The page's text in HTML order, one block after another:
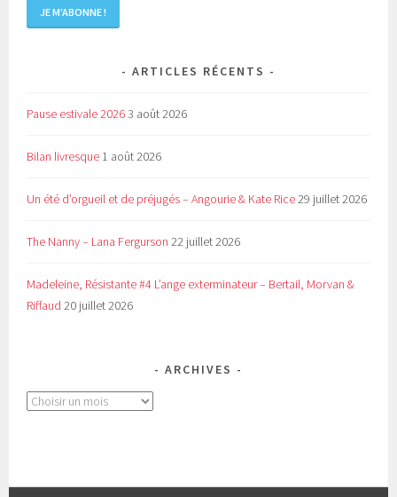
ARTICLES RÉCENTS
Pause estivale 20263 août 2026
Bilan livresque 1 août 2026
Un été d’orgueil et de préjugés – Angourie & Kate Rice29 juillet 2026
The Nanny – Lana Fergurson 22 juillet 2026
Madeleine, Résistante #4 L’ange exterminateur – Bertail, Morvan &
Riffaud 20 juillet 2026
ARCHIVES
Archives